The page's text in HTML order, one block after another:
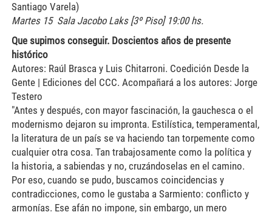
Santiago Varela)
Martes 15 Sala Jacobo Laks [3º Piso] 19:00 hs.
Que supimos conseguir. Doscientos años de presente
histórico
Autores: Raúl Brasca y Luis Chitarroni. Coedición Desde la
Gente | Ediciones del CCC. Acompañará a los autores: Jorge
Testero
"Antes y después, con mayor fascinación, la gauchesca o el
modernismo dejaron su impronta. Estilística, temperamental,
la literatura de un país se va haciendo tan torpemente como
cualquier otra cosa. Tan trabajosamente como la política y
la historia, a sabiendas y no, cruzándoselas en el camino.
Por eso, cuando se pudo, buscamos coincidencias y
contradicciones, como le gustaba a Sarmiento: conflicto y
armonías. Ese afán no impone, sin embargo, un mero